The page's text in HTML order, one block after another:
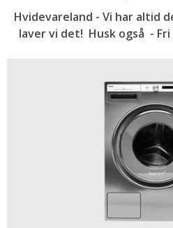
Hvidevareland - Vi har altid
laver vi det! Husk også -